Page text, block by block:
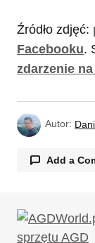
Źródło zdjęć:
Facebooku.
zdarzenie
Autor:
Add a
Twój adres
Wymagane